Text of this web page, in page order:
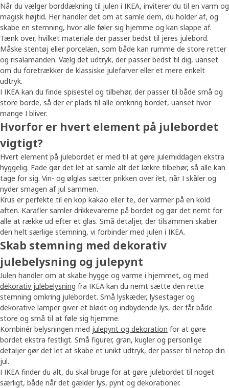
Når du vælger borddækning til julen i IKEA, inviterer du til en varm og
magisk højtid. Her handler det om at samle dem, du holder af, og
skabe en stemning, hvor alle føler sig hjemme og kan slappe af.
Tænk over, hvilket materiale der passer bedst til jeres julebord.
Måske stentøj eller porcelæn, som både kan rumme de store retter
og risalamanden. Vælg det udtryk, der passer bedst til dig, uanset
om du foretrækker de klassiske julefarver eller et mere enkelt
udtryk.
I IKEA kan du finde spisestel og tilbehør, der passer til både små og
store borde, så der er plads til alle omkring bordet, uanset hvor
mange I bliver.
Hvorfor er hvert element på julebordet
vigtigt?
Hvert element på julebordet er med til at gøre julemiddagen ekstra
hyggelig. Fade gør det let at samle alt det lækre tilbehør, så alle kan
tage for sig. Vin- og ølglas sætter prikken over i’et, når I skåler og
nyder smagen af jul sammen.
Krus er perfekte til en kop kakao eller te, der varmer på en kold
aften. Karafler samler drikkevarerne på bordet og gør det nemt for
alle at række ud efter et glas. Små detaljer, der tilsammen skaber
den helt særlige stemning, vi forbinder med julen i IKEA.
Skab stemning med dekorativ
julebelysning og julepynt
Julen handler om at skabe hygge og varme i hjemmet, og med
dekorativ julebelysning fra IKEA kan du nemt sætte den rette
stemning omkring julebordet. Små lyskæder, lysestager og
dekorative lamper giver et blødt og indbydende lys, der får både
store og små til at føle sig hjemme.
Kombinér belysningen med julepynt og dekoration for at gøre
bordet ekstra festligt. Små figurer, gran, kugler og personlige
detaljer gør det let at skabe et unikt udtryk, der passer til netop din
jul.
I IKEA finder du alt, du skal bruge for at gøre julebordet til noget
særligt, både når det gælder lys, pynt og dekorationer.